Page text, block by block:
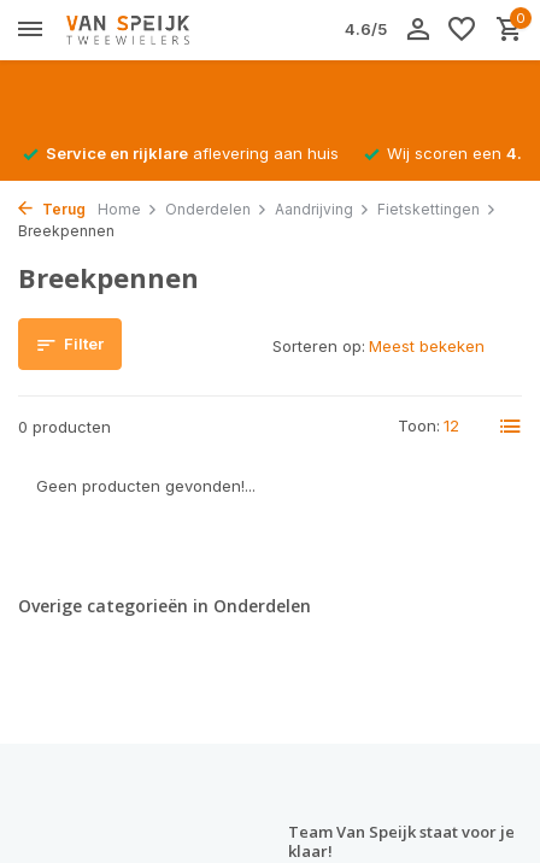
4.6/5
0
Service en rijklare aflevering aan huis Wij scoren een
Terug Home Onderdelen Aandrijving
Fietskettingen
Breekpennen
Breekpennen
Filter
0 producten Toon:
Sorteren op:
Geen producten gevonden!...
Overige categorieën in Onderdelen
Team Van Speijk staat voor je
klaar!